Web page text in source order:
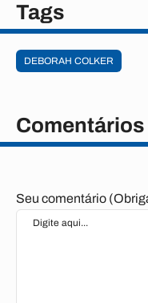
Tags
DEBORAH COLKER
Comentários
Seu comentário